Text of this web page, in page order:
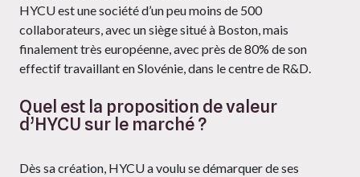
HYCU est une société d’un peu moins de 500
collaborateurs, avec un siège situé à Boston, mais
finalement très européenne, avec près de 80% de son
effectif travaillant en Slovénie, dans le centre de R&D.
Quel est la proposition de valeur
d’HYCU sur le marché ?
Dès sa création, HYCU a voulu se démarquer de ses